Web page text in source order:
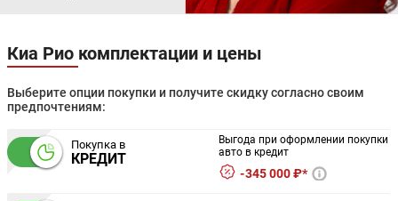
Киа Рио комплектации и цены
Выберите опции покупки и получите скидку согласно своим
предпочтениям:
Покупка в
КРЕДИТ
Выгода при оформлении покупки
авто в кредит
345 000 ₽*